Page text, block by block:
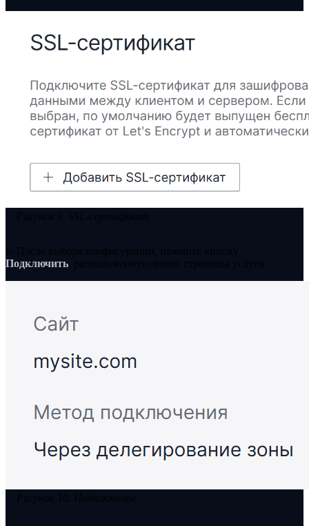
Рисунок 9. SSL-сертификат
6. После выбора конфигурации, нажмите кнопку
Подключить , расположенную внизу страницы услуги.
Рисунок 10. Подключение